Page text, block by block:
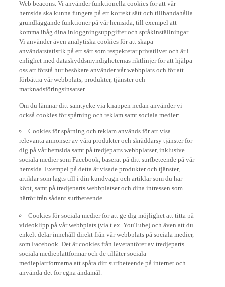
Web beacons. Vi använder funktionella cookies för att vår
hemsida ska kunna fungera på ett korrekt sätt och tillhandahålla
grundläggande funktioner på vår hemsida, till exempel att
komma ihåg dina inloggningsuppgifter och språkinställningar.
Vi använder även analytiska cookies för att skapa
användarstatistik på ett sätt som respekterar privatlivet och är i
enlighet med dataskyddsmyndigheternas riktlinjer för att hjälpa
oss att förstå hur besökare använder vår webbplats och för att
förbättra vår webbplats, produkter, tjänster och
marknadsföringsinsatser.
Om du lämnar ditt samtycke via knappen nedan använder vi
också cookies för spårning och reklam samt sociala medier:
Cookies för spårning och reklam används för att visa
relevanta annonser av våra produkter och skräddarsy tjänster för
dig på vår hemsida samt på tredjeparts webbplatser, inklusive
sociala medier som Facebook, baserat på ditt surfbeteende på vår
hemsida. Exempel på detta är visade produkter och tjänster,
artiklar som lagts till i din kundvagn och artiklar som du har
köpt, samt på tredjeparts webbplatser och dina intressen som
härrör från sådant surfbeteende.
Cookies för sociala medier för att ge dig möjlighet att titta på
videoklipp på vår webbplats (via t.ex. YouTube) och även att du
enkelt delar innehåll direkt från vår webbplats på sociala medier,
som Facebook. Det är cookies från leverantörer av tredjeparts
sociala medieplattformar och de tillåter sociala
medieplattformarna att spåra ditt surfbeteende på internet och
använda det för egna ändamål.